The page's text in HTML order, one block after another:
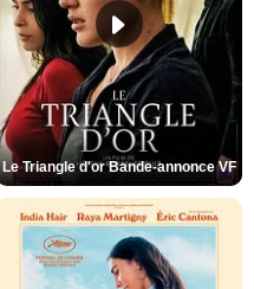
Le Triangle d'or Bande-annonce VF